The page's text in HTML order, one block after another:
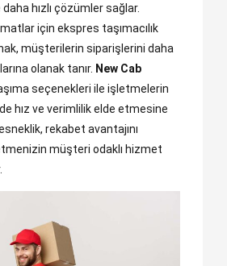
hızlı çözümler sağlar.
için ekspres taşımacılık
müşterilerin siparişlerini daha
olanak tanır. New Cab
seçenekleri ile işletmelerin
hız ve verimlilik elde etmesine
rekabet avantajını
müşteri odaklı hizmet